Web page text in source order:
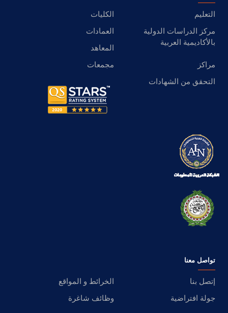
التعليم
الكليات
مركز الدراسات الدولية
بالأكاديمية العربية
العمادات
المعاهد
مراكز
مجمعات
التحقق من الشهادات
تواصل معنا
إتصل بنا
الخرائط و المواقع
جولة افتراضية
وظائف شاغرة